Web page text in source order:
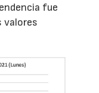
fue
valores